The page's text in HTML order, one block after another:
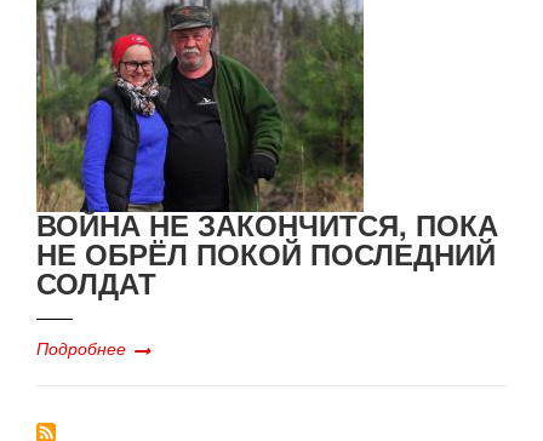
ВОЙНА НЕ ЗАКОНЧИТСЯ, ПОКА
НЕ ОБРЁЛ ПОКОЙ ПОСЛЕДНИЙ
СОЛДАТ
Подробнее